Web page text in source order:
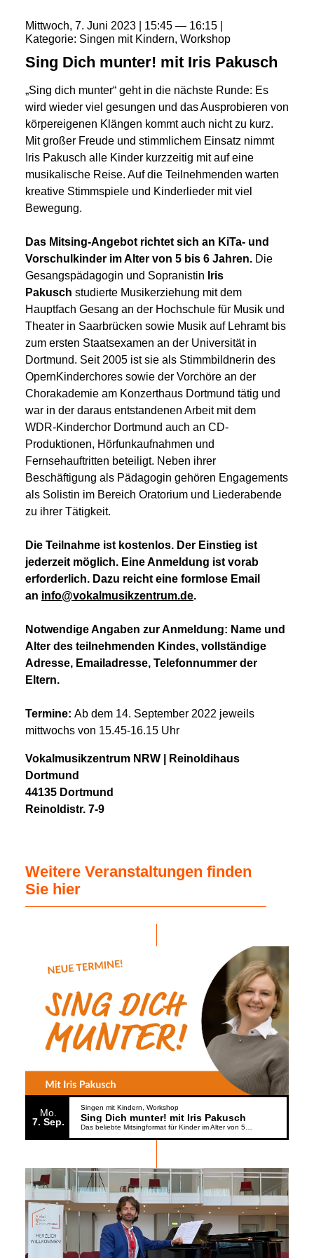
Mittwoch 7 Juni 2023 15:45
16:15
Kategorie Singen mit Kindern Workshop
Sing Dich munter! mit Iris Pakusch
„Sing dich munter“ geht in die nächste Runde: Es
wird wieder viel gesungen und das Ausprobieren von
körpereigenen Klängen kommt auch nicht zu kurz.
Mit großer Freude und stimmlichem Einsatz nimmt
Iris Pakusch alle Kinder kurzzeitig mit auf eine
musikalische Reise. Auf die Teilnehmenden warten
kreative Stimmspiele und Kinderlieder mit viel
Bewegung.
Das Mitsing-Angebot richtet sich an KiTa- und
Vorschulkinder im Alter von 5 bis 6 Jahren. Die
Gesangspädagogin und Sopranistin Iris
Pakusch studierte Musikerziehung mit dem
Hauptfach Gesang an der Hochschule für Musik und
Theater in Saarbrücken sowie Musik auf Lehramt bis
zum ersten Staatsexamen an der Universität in
Dortmund. Seit 2005 ist sie als Stimmbildnerin des
OpernKinderchores sowie der Vorchöre an der
Chorakademie am Konzerthaus Dortmund tätig und
war in der daraus entstandenen Arbeit mit dem
WDR-Kinderchor Dortmund auch an CD-
Produktionen, Hörfunkaufnahmen und
Fernsehauftritten beteiligt. Neben ihrer
Beschäftigung als Pädagogin gehören Engagements
als Solistin im Bereich Oratorium und Liederabende
zu ihrer Tätigkeit.
Die Teilnahme ist kostenlos. Der Einstieg ist
jederzeit möglich. Eine Anmeldung ist vorab
erforderlich. Dazu reicht eine formlose Email
an info@vokalmusikzentrum.de.
Notwendige Angaben zur Anmeldung: Name und
Alter des teilnehmenden Kindes, vollständige
Adresse, Emailadresse, Telefonnummer der
Eltern.
Termine: Ab dem 14. September 2022 jeweils
mittwochs von 15.45-16.15 Uhr
Vokalmusikzentrum NRW | Reinoldihaus
Dortmund
44135 Dortmund
Reinoldistr. 7-9
Weitere Veranstaltungen finden
Sie hier
Mo.
7 Sep.
Singen mit Kindern Workshop
Sing Dich munter! mit Iris Pakusch
Das beliebte Mitsingformat für Kinder im Alter von 5 bis 6 Jahren geht weiter